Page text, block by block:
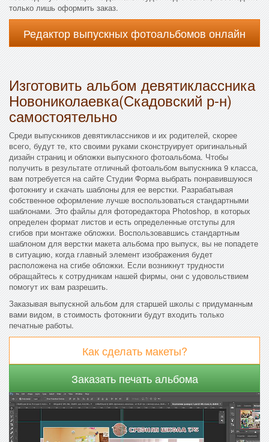
только лишь оформить заказ.
Редактор выпускных фотоальбомов онлайн
Изготовить альбом девятиклассника
Новониколаевка(Скадовский р-н)
самостоятельно
Среди выпускников девятиклассников и их родителей, скорее
всего, будут те, кто своими руками сконструирует оригинальный
дизайн страниц и обложки выпускного фотоальбома. Чтобы
получить в результате отличный фотоальбом выпускника 9 класса,
вам потребуется на сайте Студии Форма выбрать понравившуюся
фотокнигу и скачать шаблоны для ее верстки. Разрабатывая
собственное оформление лучше воспользоваться стандартными
шаблонами. Это файлы для фоторедактора Photoshop, в которых
определен формат листов и есть определенные отступы для
сгибов при монтаже обложки. Воспользовавшись стандартным
шаблоном для верстки макета альбома про выпуск, вы не попадете
в ситуацию, когда главный элемент изображения будет
расположена на сгибе обложки. Если возникнут трудности
обращайтесь к сотрудникам нашей фирмы, они с удовольствием
помогут их вам разрешить.
Заказывая выпускной альбом для старшей школы с придуманным
вами видом, в стоимость фотокниги будут входить только
печатные работы.
Как сделать макеты?
Заказать печать альбома